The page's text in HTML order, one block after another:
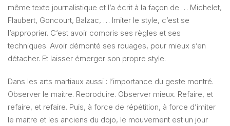
même texte journalistique et l’a écrit à la façon de … Michelet,
Flaubert, Goncourt, Balzac, … Imiter le style, c’est se
l’approprier. C’est avoir compris ses règles et ses
techniques. Avoir démonté ses rouages, pour mieux s’en
détacher. Et laisser émerger son propre style.
Dans les arts martiaux aussi : l’importance du geste montré.
Observer le maitre. Reproduire. Observer mieux. Refaire, et
refaire, et refaire. Puis, à force de répétition, à force d’imiter
le maitre et les anciens du dojo, le mouvement est un jour